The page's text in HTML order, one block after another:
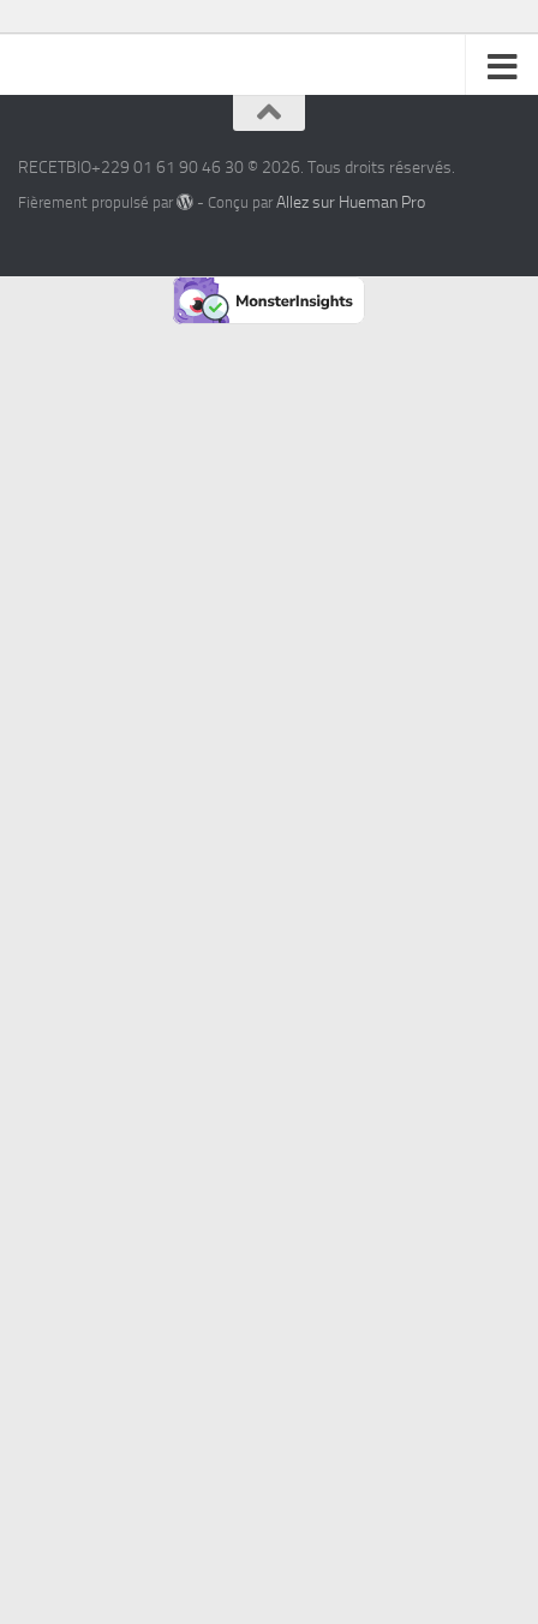
RECETBIO+229 01 61 90 46 30 © 2026. Tous droits réservés.
Fièrement propulsé par - Conçu par Allez sur Hueman Pro